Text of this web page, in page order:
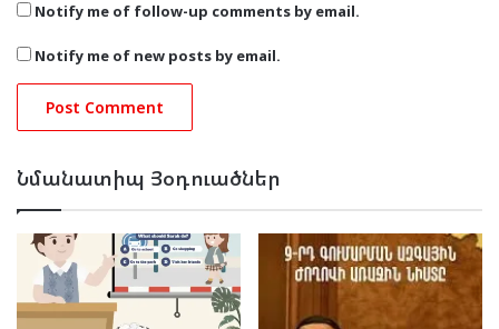
Notify me of follow-up comments by email.
Notify me of new posts by email.
Նմանատիպ Յօդուածներ